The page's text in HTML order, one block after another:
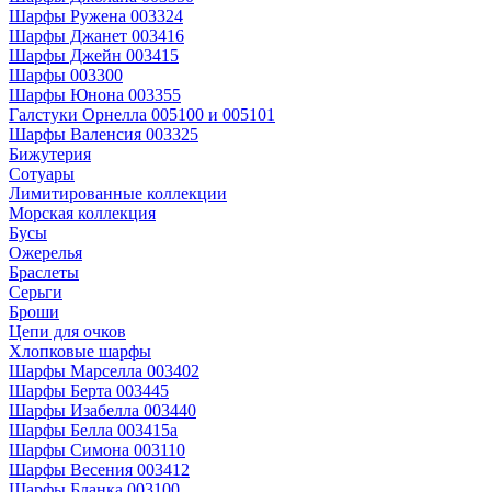
Шарфы Ружена 003324
Шарфы Джанет 003416
Шарфы Джейн 003415
Шарфы 003300
Шарфы Юнона 003355
Галстуки Орнелла 005100 и 005101
Шарфы Валенсия 003325
Бижутерия
Сотуары
Лимитированные коллекции
Морская коллекция
Бусы
Ожерелья
Браслеты
Серьги
Броши
Цепи для очков
Хлопковые шарфы
Шарфы Марселла 003402
Шарфы Берта 003445
Шарфы Изабелла 003440
Шарфы Белла 003415a
Шарфы Симона 003110
Шарфы Весения 003412